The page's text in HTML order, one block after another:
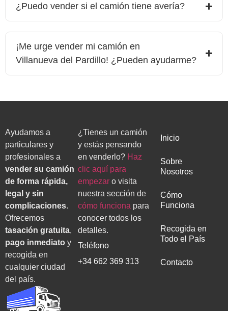
¿Puedo vender si el camión tiene avería?
¡Me urge vender mi camión en
Villanueva del Pardillo! ¿Pueden ayudarme?
Ayudamos a
particulares y
profesionales a
vender su camión
de forma rápida,
legal y sin
complicaciones.
Ofrecemos
tasación gratuita,
pago inmediato y
recogida en
cualquier ciudad
del país.
¿Tienes un camión
y estás pensando
en venderlo? Haz
clic aquí para
empezaro visita
nuestra sección de
cómo funciona para
conocer todos los
detalles.
Teléfono
+34 662 369 313
Inicio
Sobre
Nosotros
Cómo
Funciona
Recogida en
Todo el País
Contacto